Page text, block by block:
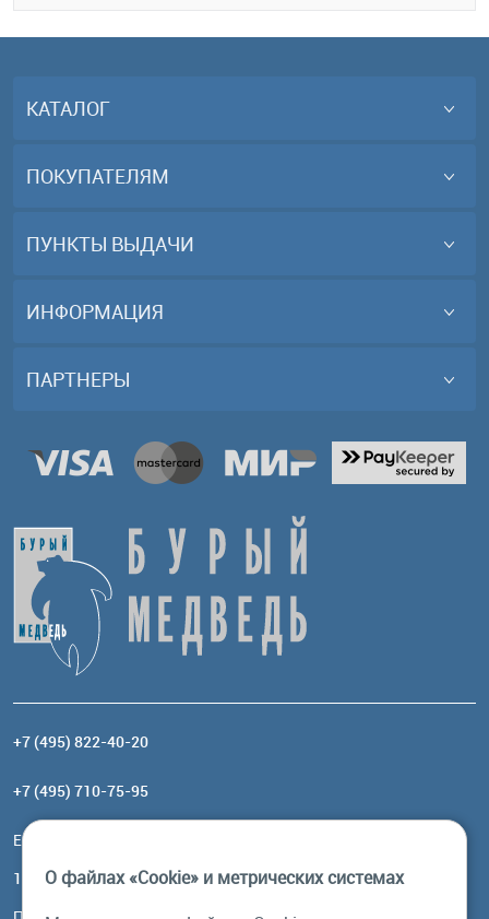
КАТАЛОГ
ПОКУПАТЕЛЯМ
ПУНКТЫ ВЫДАЧИ
ИНФОРМАЦИЯ
ПАРТНЕРЫ
+7 (495) 822-40-20
+7 (495) 710-75-95
Email:
117485, Москва, ул. Профсоюзная, 84/32, корп 1
О файлах «Cookie» и метрических системах